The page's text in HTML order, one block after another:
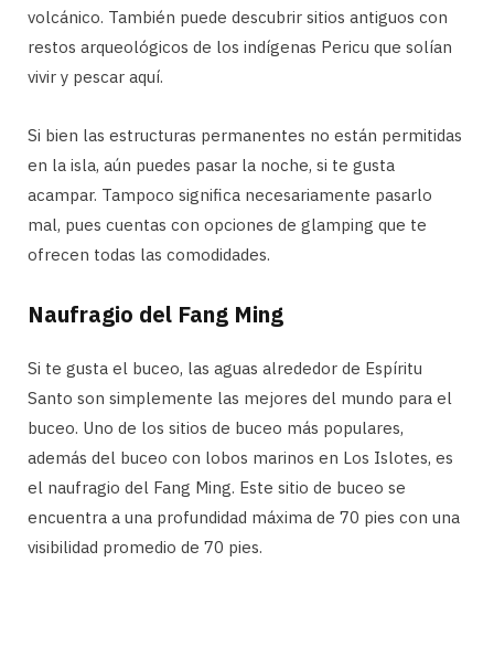
volcánico. También puede descubrir sitios antiguos con
restos arqueológicos de los indígenas Pericu que solían
vivir y pescar aquí.
Si bien las estructuras permanentes no están permitidas
en la isla, aún puedes pasar la noche, si te gusta
acampar. Tampoco significa necesariamente pasarlo
mal, pues cuentas con opciones de glamping que te
ofrecen todas las comodidades.
Naufragio del Fang Ming
Si te gusta el buceo, las aguas alrededor de Espíritu
Santo son simplemente las mejores del mundo para el
buceo. Uno de los sitios de buceo más populares,
además del buceo con lobos marinos en Los Islotes, es
el naufragio del Fang Ming. Este sitio de buceo se
encuentra a una profundidad máxima de 70 pies con una
visibilidad promedio de 70 pies.